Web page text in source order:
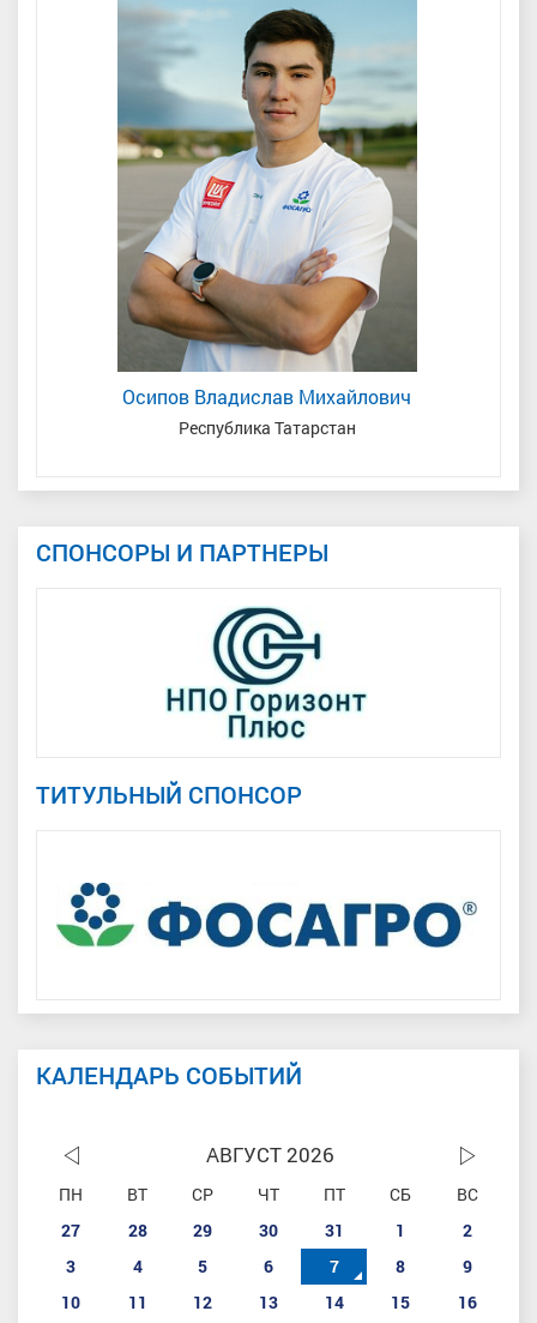
Осипов Владислав Михайлович
Республика Татарстан
СПОНСОРЫ И ПАРТНЕРЫ
ТИТУЛЬНЫЙ СПОНСОР
КАЛЕНДАРЬ СОБЫТИЙ
АВГУСТ 2026
ПН ВТ СР ЧТ ПТ СБ
ВС
27
28 29 30 31 1
2
3
4 5 6 7 8
9
10
11 12 13 14 15
16